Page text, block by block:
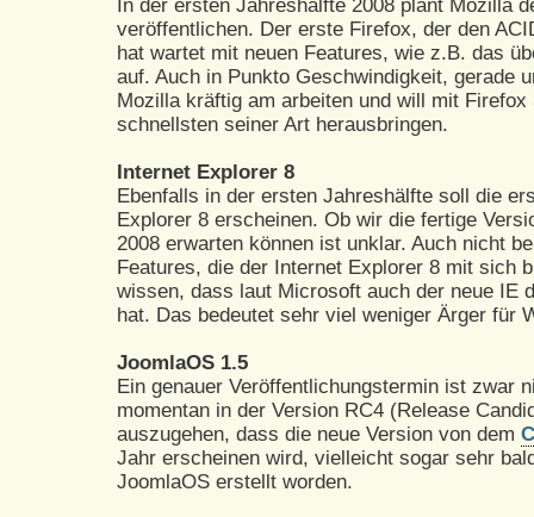
In der ersten Jahreshälfte 2008 plant Mozilla
veröffentlichen. Der erste Firefox, der den
hat wartet mit neuen Features, wie z.B. das
auf. Auch in Punkto Geschwindigkeit, gerade
Mozilla kräftig am arbeiten und will mit Firefox
schnellsten seiner Art herausbringen.
Internet Explorer 8
Ebenfalls in der ersten Jahreshälfte soll die
Explorer 8 erscheinen. Ob wir die fertige
2008 erwarten können ist unklar. Auch nicht
Features, die der Internet Explorer 8 mit sich
wissen, dass laut Microsoft auch der neue IE
hat. Das bedeutet sehr viel weniger Ärger für
JoomlaOS 1.5
Ein genauer Veröffentlichungstermin ist zwar
momentan in der Version RC4 (Release
auszugehen, dass die neue Version von dem
Jahr erscheinen wird, vielleicht sogar sehr
JoomlaOS erstellt worden.